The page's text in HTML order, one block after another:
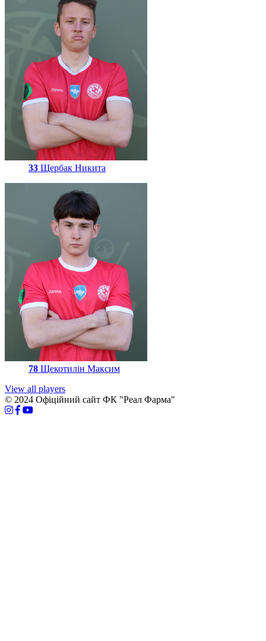
33 Щербак Никита
78 Щекотилін Максим
View all players
© 2024 Офіційний сайт ФК "Реал Фарма"